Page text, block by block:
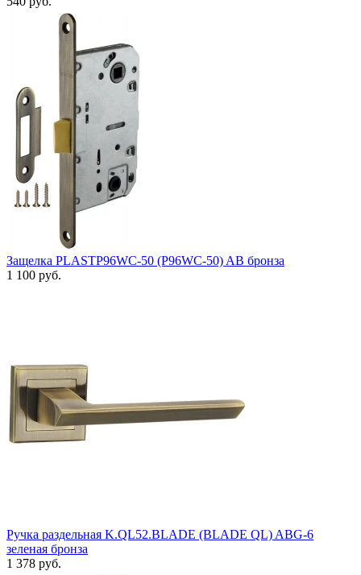
Защелка PLASTP96WC-50 (P96WC-50) AB бронза
1 100 руб.
Ручка раздельная K.QL52.BLADE (BLADE QL) ABG-6
зеленая бронза
1 378 руб.